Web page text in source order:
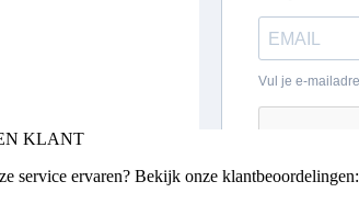
KLANT
service ervaren? Bekijk onze klantbeoordelingen: